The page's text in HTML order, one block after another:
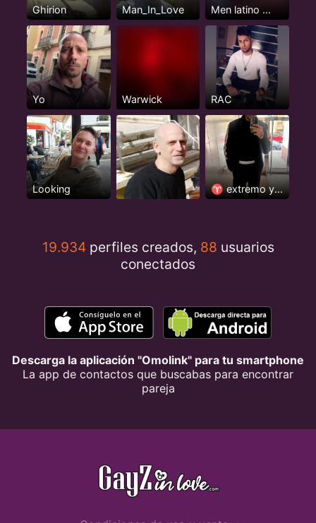
Ghirion Man_In_Love Men latino 🇨🇺🔥
Yo Warwick RAC
Looking ♈️ extremo y apasionado
19.934perfiles creados, 88 usuarios
conectados
Descarga la aplicación "Omolink" para tu smartphone
La app de contactos que buscabas para encontrar
pareja